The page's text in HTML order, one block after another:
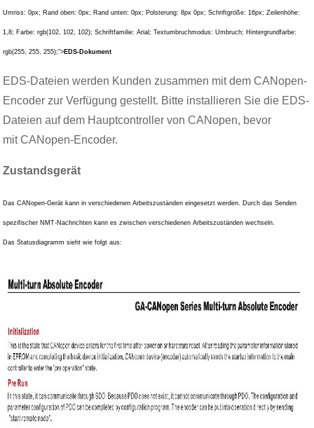
Umriss: 0px; Rand oben: 0px; Rand unten: 0px; Polsterung: 8px 0px; Schriftgröße: 16px; Zeilenhöhe:
1,8; Farbe: rgb(102, 102, 102); Schriftfamilie: Arial; Textumbruchmodus: Umbruch; Hintergrundfarbe:
rgb(255, 255, 255);"> EDS-Dokument
EDS-Dateien werden Kunden zusammen mit dem CANopen-
Encoder zur Verfügung gestellt. Bitte installieren Sie die EDS-
Dateien auf dem Hauptcontroller von CANopen, bevor
mit CANopen-Encoder.
Zustandsgerät
Das CANopen-Gerät kann in verschiedenen Arbeitszuständen eingesetzt werden. Durch das Senden
spezifischer NMT-Nachrichten kann es zwischen verschiedenen Arbeitszuständen wechseln.
Das Statusdiagramm sieht wie folgt aus: